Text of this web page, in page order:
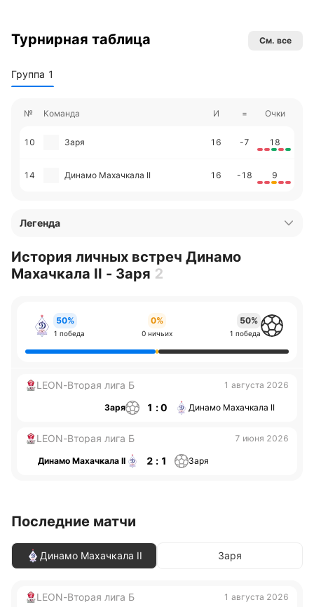
Турнирная таблица См. все
Группа 1
№ Команда И = Очки
10 Заря 16 -7 18
14 Динамо Махачкала II 16 -18 9
Легенда
История личных встреч Динамо
Махачкала II - Заря 2
50%
1 победа
0%
0 ничьих
50%
1 победа
LEON-Вторая лига Б 1 августа 2026
Заря 1 : 0 Динамо Махачкала II
LEON-Вторая лига Б 7 июня 2026
Динамо Махачкала II 2 : 1 Заря
Последние матчи
Динамо Махачкала II Заря
LEON-Вторая лига Б 1 августа 2026